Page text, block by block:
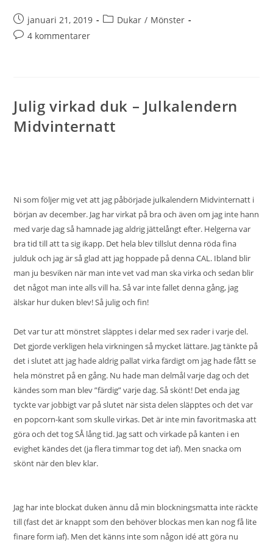
januari 21, 2019 Dukar / Mönster
4 kommentarer
Julig virkad duk – Julkalendern
Midvinternatt
Ni som följer mig vet att jag påbörjade julkalendern Midvinternatt i
början av december. Jag har virkat på bra och även om jag inte hann
med varje dag så hamnade jag aldrig jättelångt efter. Helgerna var
bra tid till att ta sig ikapp. Det hela blev tillslut denna röda fina
julduk och jag är så glad att jag hoppade på denna CAL. Ibland blir
man ju besviken när man inte vet vad man ska virka och sedan blir
det något man inte alls vill ha. Så var inte fallet denna gång, jag
älskar hur duken blev! Så julig och fin!
Det var tur att mönstret släpptes i delar med sex rader i varje del.
Det gjorde verkligen hela virkningen så mycket lättare. Jag tänkte på
det i slutet att jag hade aldrig pallat virka färdigt om jag hade fått se
hela mönstret på en gång. Nu hade man delmål varje dag och det
kändes som man blev ”färdig” varje dag. Så skönt! Det enda jag
tyckte var jobbigt var på slutet när sista delen släpptes och det var
en popcorn-kant som skulle virkas. Det är inte min favoritmaska att
göra och det tog SÅ lång tid. Jag satt och virkade på kanten i en
evighet kändes det (ja flera timmar tog det iaf). Men snacka om
skönt när den blev klar.
Jag har inte blockat duken ännu då min blockningsmatta inte räckte
till (fast det är knappt som den behöver blockas men kan nog få lite
finare form iaf). Men det känns inte som någon idé att göra nu